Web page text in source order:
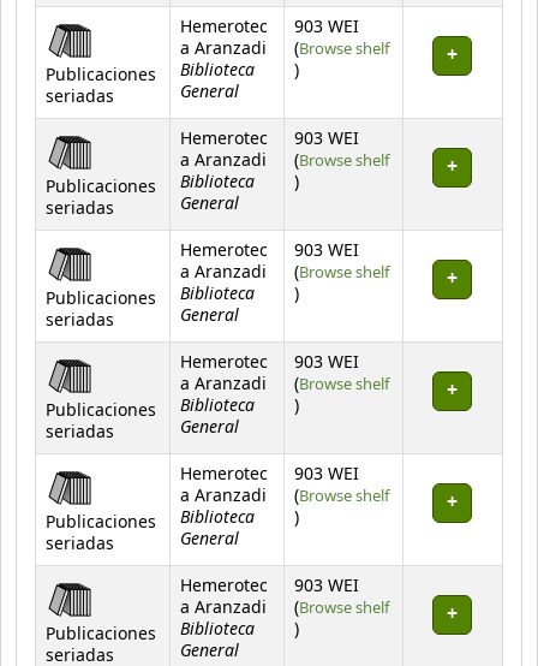
Publicaciones
seriadas
Hemerotec
a Aranzadi
Biblioteca
General
903 WEI
(Browse shelf
(Opens below)
)
Publicaciones
seriadas
Hemerotec
a Aranzadi
Biblioteca
General
903 WEI
(Browse shelf
(Opens below)
)
Publicaciones
seriadas
Hemerotec
a Aranzadi
Biblioteca
General
903 WEI
(Browse shelf
(Opens below)
)
Publicaciones
seriadas
Hemerotec
a Aranzadi
Biblioteca
General
903 WEI
(Browse shelf
(Opens below)
)
Publicaciones
seriadas
Hemerotec
a Aranzadi
Biblioteca
General
903 WEI
(Browse shelf
(Opens below)
)
Publicaciones
seriadas
Hemerotec
a Aranzadi
Biblioteca
General
903 WEI
(Browse shelf
(Opens below)
)